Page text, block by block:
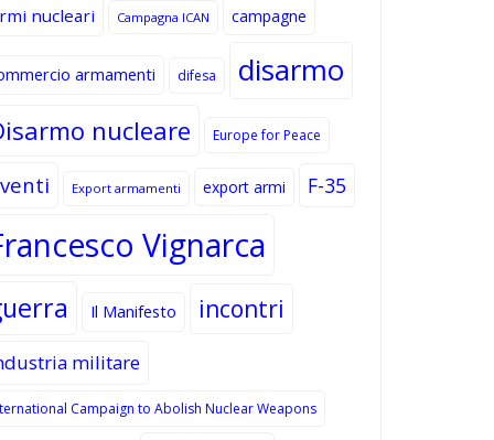
nucleari Campagna ICAN campagne
armamenti difesa disarmo
nucleare Europe for Peace
Export armamenti export armi F-35
Vignarca
Il Manifesto incontri
militare
Campaign to Abolish Nuclear Weapons